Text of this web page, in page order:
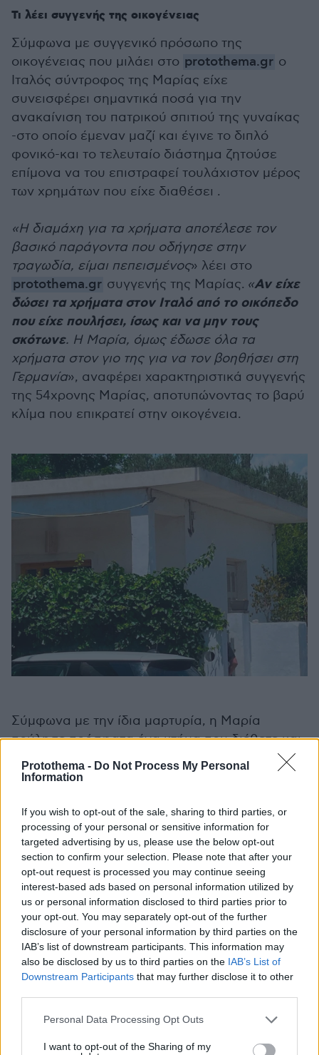
Protothema - Do Not Process My Personal
Information
If you wish to opt-out of the sale, sharing to third parties, or
processing of your personal or sensitive information for
targeted advertising by us, please use the below opt-out
section to confirm your selection. Please note that after your
opt-out request is processed you may continue seeing
interest-based ads based on personal information utilized by
us or personal information disclosed to third parties prior to
your opt-out. You may separately opt-out of the further
disclosure of your personal information by third parties on the
IAB’s list of downstream participants. This information may
also be disclosed by us to third parties on the IAB’s List of
Downstream Participants that may further disclose it to other
Please note that this website/app uses one or more Google
not limited to your visit or usage behaviour. You may click to
Personal Data Processing Opt Outs
I want to opt-out of the Sharing of my
Τι λέει συγγενής της οικογένειας
Σύμφωνα με συγγενικό πρόσωπο της
οικογένειας που μιλάει στο protothema.gr ο
Ιταλός σύντροφος της Μαρίας είχε
συνεισφέρει σημαντικά ποσά για την
ανακαίνιση του πατρικού σπιτιού της γυναίκας
-στο οποίο έμεναν μαζί και έγινε το διπλό
φονικό-και το τελευταίο διάστημα ζητούσε
επίμονα να του επιστραφεί τουλάχιστον μέρος
των χρημάτων που είχε διαθέσει .
«Η διαμάχη για τα χρήματα αποτέλεσε τον
βασικό παράγοντα που οδήγησε στην
τραγωδία, είμαι πεπεισμένος» λέει στο
protothema.gr συγγενής της Μαρίας. «Αν είχε
δώσει τα χρήματα στον Ιταλό από το οικόπεδο
που είχε πουλήσει, ίσως και να μην τους
σκότωνε. Η Μαρία, όμως έδωσε όλα τα
χρήματα στον γιο της για να τον βοηθήσει στη
Γερμανία», αναφέρει χαρακτηριστικά συγγενής
της 54χρονης Μαρίας, αποτυπώνοντας το βαρύ
κλίμα που επικρατεί στην οικογένεια.
Σύμφωνα με την ίδια μαρτυρία, η Μαρία
πούλησε πρόσφατα ένα κτήμα που διέθετε και
να έδωσε το σύνολο των χρημάτων στον
26χρονο γιο της. Η εξέλιξη αυτή φέρεται να
τον κατηγορούμενο , ο οποίος φέρεται να πίεζε
επίμονα για την επιστροφή των χρημάτων του.
Παράλληλα, οι αστυνομικές αρχές εξετάζουν
όλα τα στοιχεία που έχουν συγκεντρωθεί.
Ερευνάται και το ενδεχόμενο ο 65χρονος να
φοβόταν ότι μητέρα και γιος σχεδίαζαν να
φύγουν μόνιμα για τηΓερμανία, αφήνοντάς τον
πίσω στην Ελλάδα χωρίς να του επιστραφούν
τα χρήματα, που όπως υποστήριζε, είχε
διαθέσει για το σπίτι .